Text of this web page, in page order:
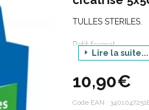
TULLES STERILES.
Petit format.
Boite de 6.
Code EAN :
Lire la suite...
10,90€
Code EAN :